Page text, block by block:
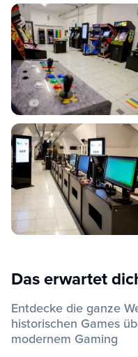
Das erwartet
Entdecke die ganze
historischen Games
modernem Gaming